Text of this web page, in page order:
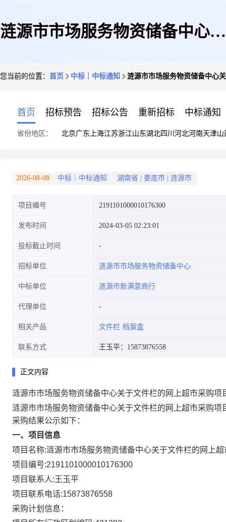
涟源市市场服务物资储备中心关
您当前的位置： 首页 中标｜中标通知 涟源市市场服务物资储备中心
首页 招标预告 招标公告 重新招标 中标通知
省份地区： 北京广东 上海江苏浙江山东湖北四川 河北河南天津山
2026-08-08 中标｜中标通知 湖南省 娄底市 涟源市
项目编号 2191101000010176300
发布时间 2024-03-05 02:23:01
投标截止时间
招标单位 涟源市市场服务物资储备中心
中标单位 涟源市新满意商行
代理单位
相关产品 文件栏 档案盒
联系方式 王玉平：15873876558
正文内容
涟源市市场服务物资储备中心关于文件栏的网上超市采购项
涟源市市场服务物资储备中心关于文件栏的网上超市采购项
采购结果公示如下：
一、项目信息
项目名称:涟源市市场服务物资储备中心关于文件栏的网上
项目编号:2191101000010176300
项目联系人:王玉平
项目联系电话:15873876558
采购计划信息：